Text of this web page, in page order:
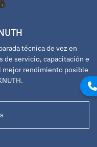
técnica de vez en
de servicio, capacitación e
mejor rendimiento posible